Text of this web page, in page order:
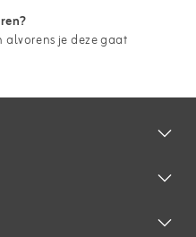
alvorens je deze gaat